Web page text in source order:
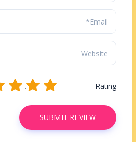
Rating
5
4
3